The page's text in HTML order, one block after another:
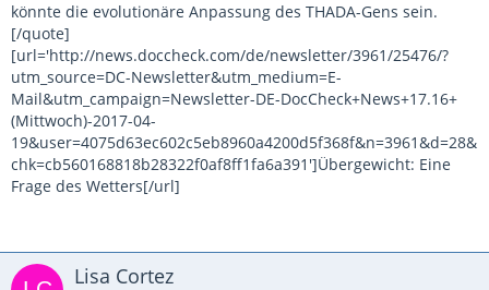
könnte die evolutionäre Anpassung des THADA-Gens sein.
[/quote]
[url='http://news.doccheck.com/de/newsletter/3961/25476/?
utm_source=DC-Newsletter&utm_medium=E-
Mail&utm_campaign=Newsletter-DE-DocCheck+News+17.16+
(Mittwoch)-2017-04-
19&user=4075d63ec602c5eb8960a4200d5f368f&n=3961&d=28&
chk=cb560168818b28322f0af8ff1fa6a391']Übergewicht: Eine
Frage des Wetters[/url]
Lisa Cortez